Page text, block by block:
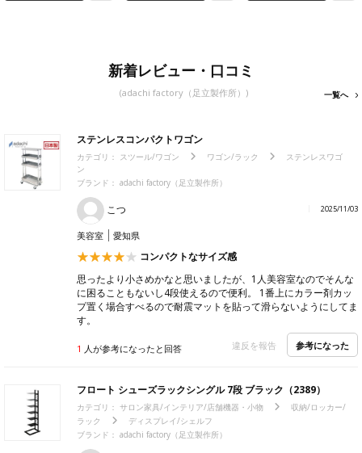
新着レビュー・口コミ
(adachi factory（足立製作所）) 一覧へ
ステンレスコンパクトワゴン
カテゴリ： スツール/ワゴン ワゴン/ラック
ステンレスワゴ
ン
ブランド： adachi factory（足立製作所）
こつ 2025/11/03
美容室 愛知県
コンパクトなサイズ感
思ったより小さめかなと思いましたが、1人美容室なのでそんな
に困ることもないし4段使えるので便利。 1番上にカラー剤カッ
プ置く場合すべるので耐震マットを貼って滑らないようにしてま
す。
1 人が参考になったと回答 違反を報告 参考になった
フロート シューズラックシングル 7段 ブラック（2389）
カテゴリ： サロン家具/インテリア/店舗機器・小物
収納/ロッカー/
ラック
ディスプレイ/シェルフ
ブランド： adachi factory（足立製作所）